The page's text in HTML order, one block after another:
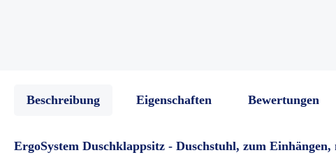
Beschreibung Eigenschaften Bewertungen
ErgoSystem Duschklappsitz - Duschstuhl, zum